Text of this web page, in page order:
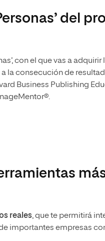
del
con el que vas a
la consecución de
Business Publishing
reales, que te permitirá
importantes empresas